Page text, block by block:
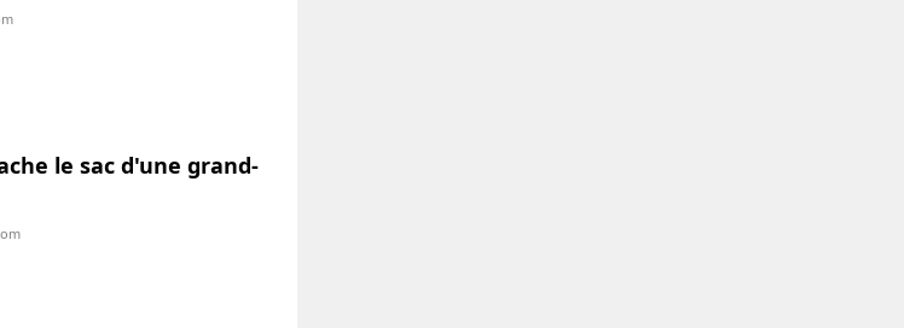
le sac d'une grand-